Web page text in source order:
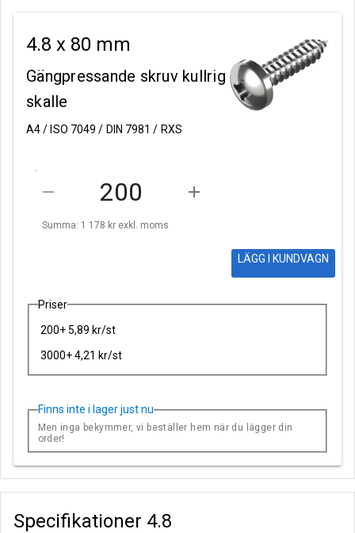
4.8 x 80 mm
Gängpressande skruv kullrig
skalle
A4 / ISO 7049 / DIN 7981 / RXS
remove add
Summa: 1 178 kr exkl. moms
LÄGG I KUNDVAGN
Priser
200+ 5,89 kr/st
3000+ 4,21 kr/st
Finns inte i lager just nu
Men inga bekymmer, vi beställer hem när du lägger din
order!
Specifikationer 4.8